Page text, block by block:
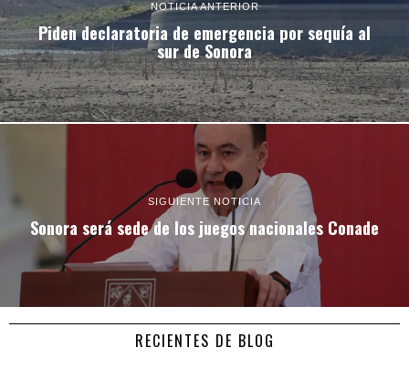
NOTICIA ANTERIOR
Piden declaratoria de emergencia por sequía al
sur de Sonora
SIGUIENTE NOTICIA
Sonora será sede de los juegos nacionales Conade
RECIENTES DE BLOG